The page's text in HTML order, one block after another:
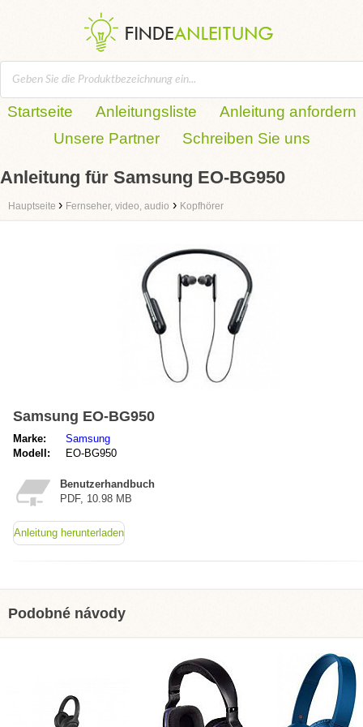
Startseite Anleitungsliste
Anleitung anfordern
Unsere Partner
Schreiben Sie uns
Anleitung für Samsung EO-BG950
Hauptseite › Fernseher, video, audio › Kopfhörer
Samsung EO-BG950
Marke:
Samsung
Modell:
EO-BG950
Benutzerhandbuch
PDF, 10.98 MB
Anleitung herunterladen
Podobné návody